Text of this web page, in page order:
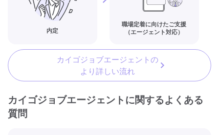
内定
職場定着に向けたご支援
（エージェント対応）
カイゴジョブエージェントの
より詳しい流れ
カイゴジョブエージェントに関するよくある
質問